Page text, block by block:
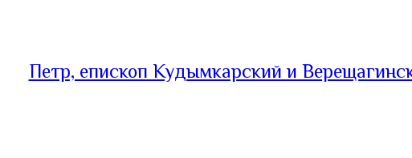
Петр, епископ Кудымкарский и